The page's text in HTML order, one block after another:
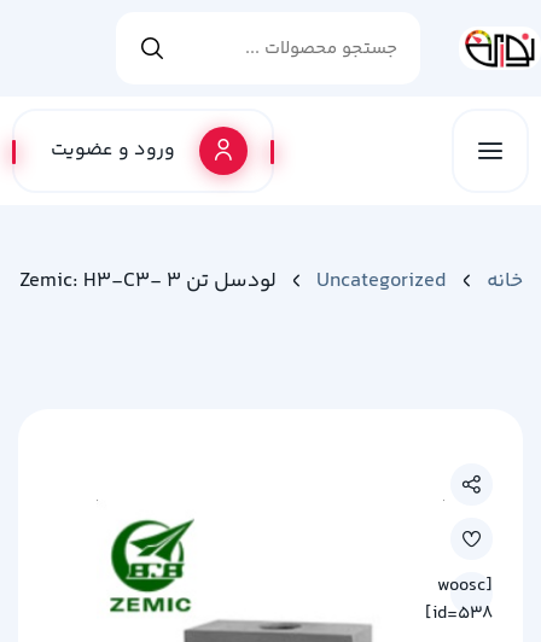
ورود و عضویت
خانه Uncategorized لودسل تن Zemic: H3-C3- 3
[woosc
id=538]